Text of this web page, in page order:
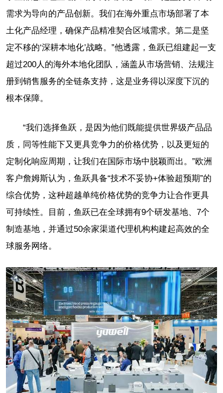
需求为导向的产品创新。我们在海外重点市场部署了本
土化产品经理，确保产品精准契合区域需求。第二是坚
定不移的‘深耕本地化’战略。”他透露，鱼跃已组建起一支
超过200人的海外本地化团队，涵盖从市场营销、法规注
册到销售服务的全链条支持，这是业务得以深度下沉的
根本保障。
“我们选择鱼跃，是因为他们既能提供世界级产品品
质，同等性能下又更具竞争力的价格优势，以及更短的
定制化响应周期，让我们在国际市场中脱颖而出。”欧洲
客户詹姆斯认为，鱼跃具备“技术不妥协+体验超预期”的
综合优势，这种超越单纯价格优势的竞争力让合作更具
可持续性。目前，鱼跃已在全球拥有9个研发基地、7个
制造基地，并通过50余家渠道代理机构构建起高效的全
球服务网络。